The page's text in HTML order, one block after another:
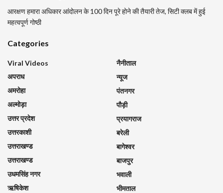
आरक्षण हमारा अधिकार आंदोलन के 100 दिन पूरे होने की तैयारी तेज, सिटी क्लब में हुई
महत्वपूर्ण गोष्ठी
Categories
Viral Videos
अपराध
अमरोहा
अल्मोड़ा
उत्तर प्रदेश
उत्तरकाशी
उत्तराखण्ड
उत्तराखण्ड
उधमसिंह नगर
ऋषिकेश
नैनीताल
न्यूज
पंतनगर
पौड़ी
प्रयागराज
बरेली
बागेश्वर
बाजपुर
भवाली
भीमताल